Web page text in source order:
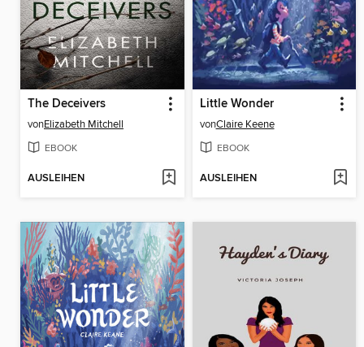
The Deceivers
vonElizabeth Mitchell
EBOOK
AUSLEIHEN
Little Wonder
vonClaire Keene
EBOOK
AUSLEIHEN